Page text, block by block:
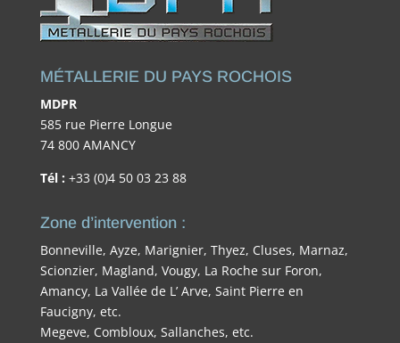
MÉTALLERIE DU PAYS ROCHOIS
MDPR
585 rue Pierre Longue
74 800 AMANCY
Tél : +33 (0)4 50 03 23 88
Zone d’intervention :
Bonneville, Ayze, Marignier, Thyez, Cluses, Marnaz,
Scionzier, Magland, Vougy, La Roche sur Foron,
Amancy, La Vallée de L’ Arve, Saint Pierre en
Faucigny, etc.
Megeve, Combloux, Sallanches, etc.